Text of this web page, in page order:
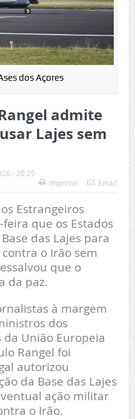
dos Açores
admite
Lajes sem
- 20:25
Imprimir
Email
Estrangeiros
que os Estados
das Lajes para
o Irão sem
que o
da paz.
à margem
dos
da União Europeia
Rangel foi
autorizou
da Base das Lajes
ação militar
o Irão.